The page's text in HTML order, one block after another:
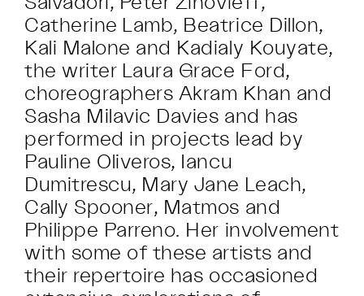
Catherine Lamb, Beatrice Dillon,
Kali Malone and Kadialy Kouyate,
the writer Laura Grace Ford,
choreographers Akram Khan and
Sasha Milavic Davies and has
performed in projects lead by
Pauline Oliveros, Iancu
Dumitrescu, Mary Jane Leach,
Cally Spooner, Matmos and
Philippe Parreno. Her involvement
with some of these artists and
their repertoire has occasioned